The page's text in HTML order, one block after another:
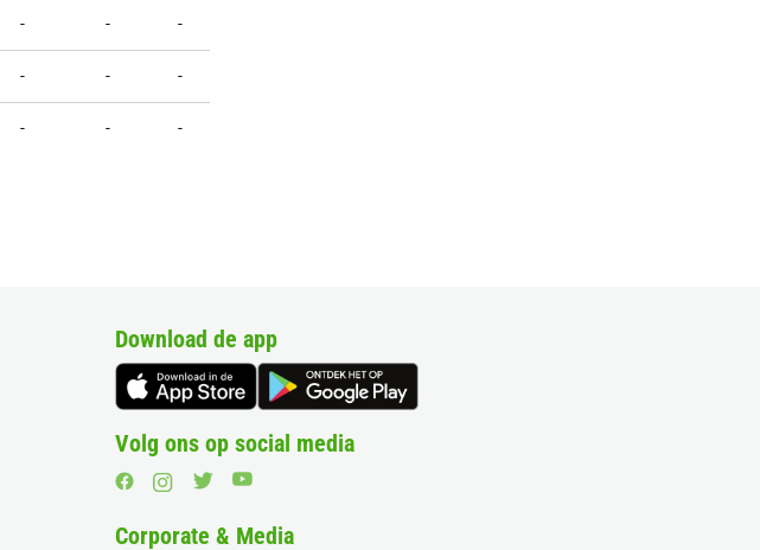
- - -
- - -
- - -
Download de app
Volg ons op social media
Corporate & Media